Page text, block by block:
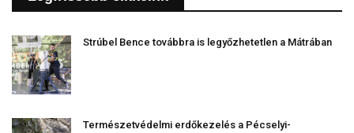
Strúbel Bence továbbra is legyőzhetetlen a Mátrában
Természetvédelmi erdőkezelés a Pécselyi-